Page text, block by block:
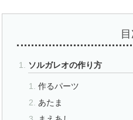
ソルガレオの作り方
作るパーツ
あたま